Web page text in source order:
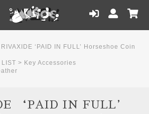
RIVAXIDE ‘PAID IN FULL’ Horseshoe Coin
LIST > Key Accessories
‘PAID IN FULL’